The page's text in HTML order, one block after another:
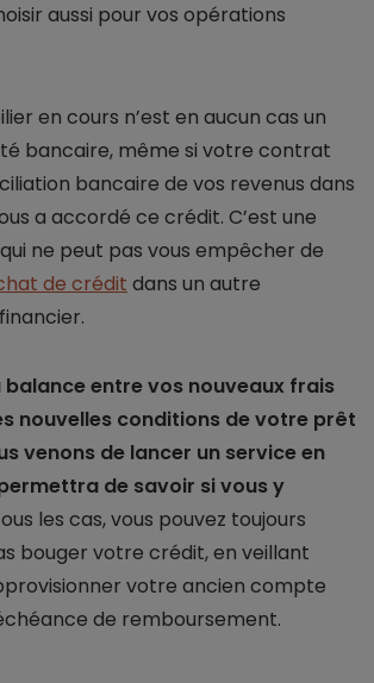
aussi pour vos opérations
en cours n’est en aucun cas un
bancaire, même si votre contrat
bancaire de vos revenus dans
a accordé ce crédit. C’est une
ne peut pas vous empêcher de
de crédit dans un autre
balance entre vos nouveaux frais
nouvelles conditions de votre prêt
venons de lancer un service en
de savoir si vous y
les cas, vous pouvez toujours
bouger votre crédit, en veillant
votre ancien compte
de remboursement.